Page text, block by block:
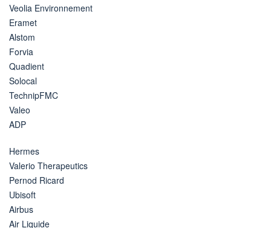
Veolia Environnement
Eramet
Alstom
Forvia
Quadient
Solocal
TechnipFMC
Valeo
ADP
Hermes
Valerio Therapeutics
Pernod Ricard
Ubisoft
Airbus
Air Liquide